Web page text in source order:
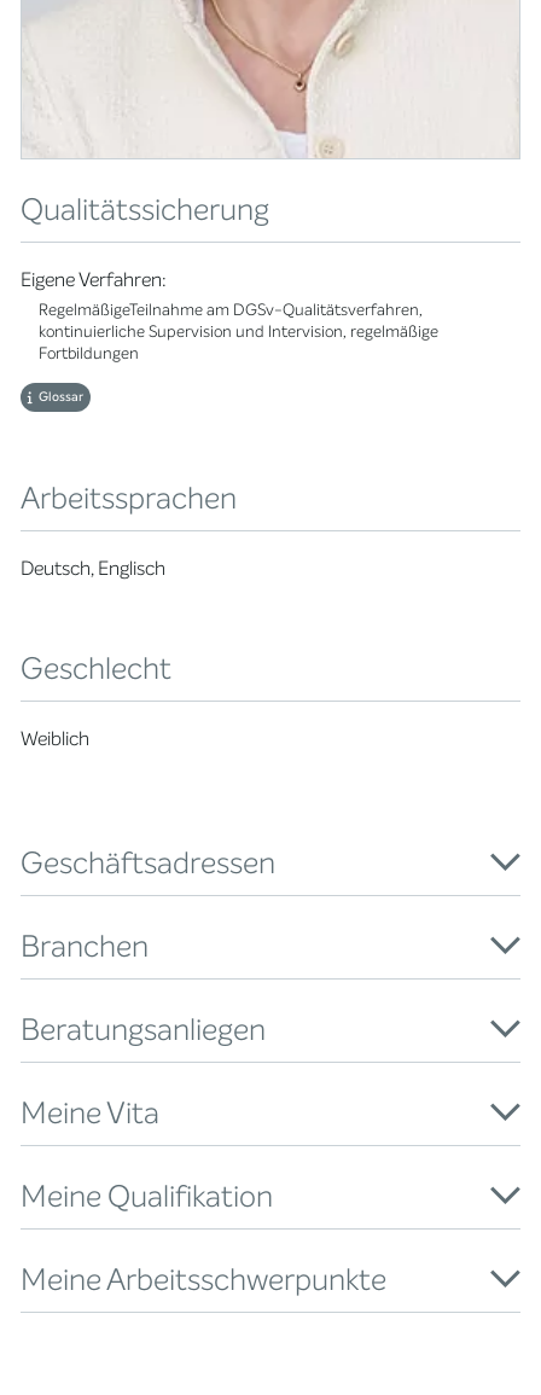
Qualitätssicherung
Eigene Verfahren:
RegelmäßigeTeilnahme am DGSv-Qualitätsverfahren,
kontinuierliche Supervision und Intervision, regelmäßige
Fortbildungen
Glossar
Arbeitssprachen
Deutsch, Englisch
Geschlecht
Weiblich
Geschäftsadressen
Branchen
Beratungsanliegen
Meine Vita
Meine Qualifikation
Meine Arbeitsschwerpunkte